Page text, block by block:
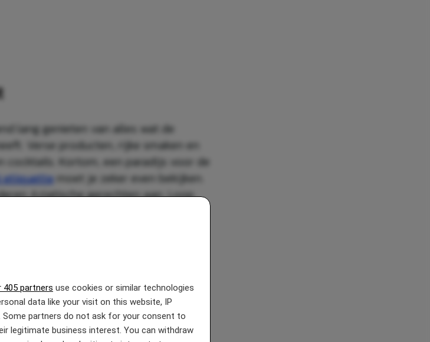
405 partners use cookies or similar technologies
data like your visit on this website, IP
Some partners do not ask for your consent to
legitimate business interest. You can withdraw
lang genieten van alles wat de
Verse producten, rijke smaken en
cocktails. Kortom, een paradijs voor de
etiquettemoet je zeker even bekijken.
Aziatische gerechten aan. Loop
en laat je smaakpapillen verassen
zeewier bites en zelfs Japanse